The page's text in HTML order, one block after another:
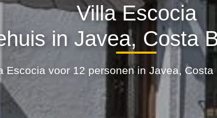
Villa Escocia
in Javea, Costa
Escocia voor 12 personen in Javea, Costa